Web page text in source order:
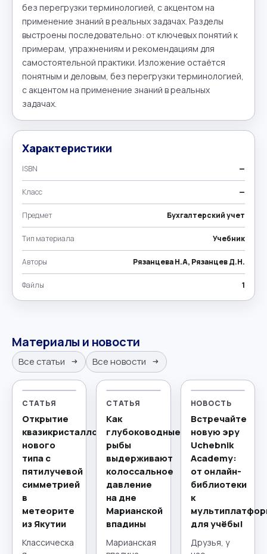
без перегрузки терминологией, с акцентом на
применение знаний в реальных задачах. Разделы
выстроены последовательно: от ключевых понятий к
примерам, упражнениям и рекомендациям для
самостоятельной практики. Изложение остаётся
понятным и деловым, без перегрузки терминологией,
с акцентом на применение знаний в реальных
задачах.
Характеристики
ISBN —
Класс —
Предмет Бухгалтерский учет
Тип материала Учебник
Авторы Рязанцева Н.А, Рязанцев Д.Н.
Файлы 1
Материалы и новости
Все статьи Все новости
СТАТЬЯ
Открытие
квазикристаллов
нового
типа с
пятилучевой
симметрией
в
метеорите
из Якутии
Классическа
СТАТЬЯ
Как
глубоководные
рыбы
выдерживают
колоссальное
давление
на дне
Марианской
впадины
Марианская
НОВОСТЬ
Встречайте
новую эру
Uchebnik
Academy:
от онлайн-
библиотеки
к
для учёбы!
Друзья, у